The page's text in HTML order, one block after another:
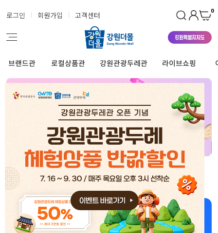
로그인 회원가입 고객센터 0
브랜드관 로컬상품관 강원관광두레관 라이브쇼핑
강원더몰 상품 좋아~ 너무 좋아~
강원더몰 추천상품 추천드립니다!